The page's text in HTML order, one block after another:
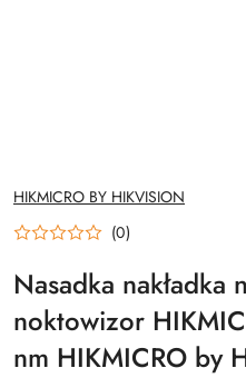
NAZWA
PRODUCENTA:
HIKMICRO BY HIKVISION
(0)
Nasadka nakładka
noktowizor
nm HIKMICRO by